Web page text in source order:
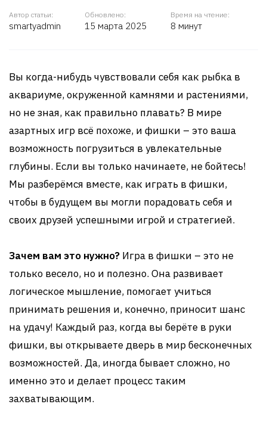
Автор статьи:
smartyadmin
Обновлено:
15 марта 2025
Время на чтение:
8 минут
Вы когда-нибудь чувствовали себя как рыбка в
аквариуме, окруженной камнями и растениями,
но не зная, как правильно плавать? В мире
азартных игр всё похоже, и фишки – это ваша
возможность погрузиться в увлекательные
глубины. Если вы только начинаете, не бойтесь!
Мы разберёмся вместе, как играть в фишки,
чтобы в будущем вы могли порадовать себя и
своих друзей успешными игрой и стратегией.
Зачем вам это нужно? Игра в фишки – это не
только весело, но и полезно. Она развивает
логическое мышление, помогает учиться
принимать решения и, конечно, приносит шанс
на удачу! Каждый раз, когда вы берёте в руки
фишки, вы открываете дверь в мир бесконечных
возможностей. Да, иногда бывает сложно, но
именно это и делает процесс таким
захватывающим.